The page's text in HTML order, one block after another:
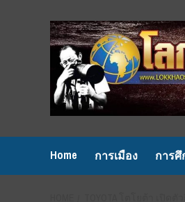
Home การเมือง การ